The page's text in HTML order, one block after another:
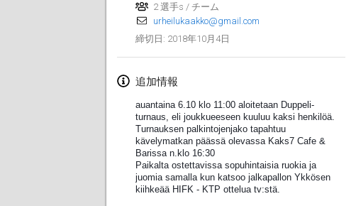
2 選手s / チーム
urheilukaakko@gmail.com
締切日 : 2018年10月4日
追加情報
auantaina 6.10 klo 11:00 aloitetaan Duppeli-
turnaus, eli joukkueeseen kuuluu kaksi henkilöä.
Turnauksen palkintojenjako tapahtuu
kävelymatkan päässä olevassa Kaks7 Cafe &
Barissa n.klo 16:30
Paikalta ostettavissa sopuhintaisia ruokia ja
juomia samalla kun katsoo jalkapallon Ykkösen
kiihkeää HIFK - KTP ottelua tv:stä.
Faschings-Mölkky
2018年2月11日|ドイツ
2018年2月24日
SM HalliMölkky - Finnish Championship
2018年2月24日|フィンランド
Tournoi de l'ASSER
2018年2月24日|フランス